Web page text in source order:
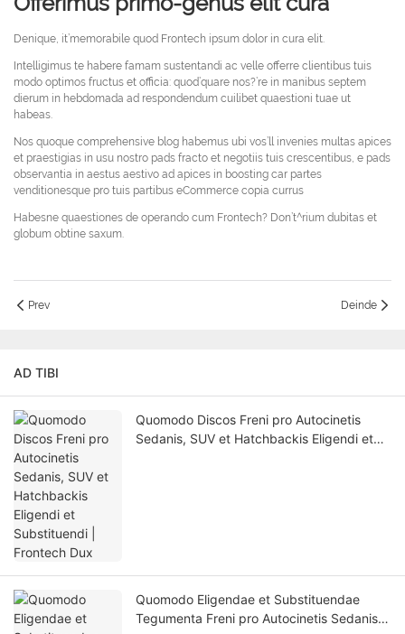
Denique, it’memorabile quod Frontech ipsum dolor in cura elit.
Intelligimus te habere famam sustentandi ac velle offerre clientibus tuis
modo optimos fructus et officia: quod’quare nos?’re in manibus septem
dierum in hebdomada ad respondendum cuilibet quaestioni tuae ut
habeas.
Nos quoque comprehensive blog habemus ubi vos’ll invenies multas apices
et praestigias in usu nostro pads fracto et negotiis tuis crescentibus, e pads
observantia in aestus aestivo ad apices in boosting car partes
venditionesque pro tuis partibus eCommerce copia currus
Habesne quaestiones de operando cum Frontech? Don’t^rium dubitas et
globum obtine saxum.
Prev Deinde
AD TIBI
Quomodo Discos Freni pro Autocinetis
Sedanis, SUV et Hatchbackis Eligendi et
Quomodo Eligendae et Substituendae
Tegumenta Freni pro Autocinetis Sedanis